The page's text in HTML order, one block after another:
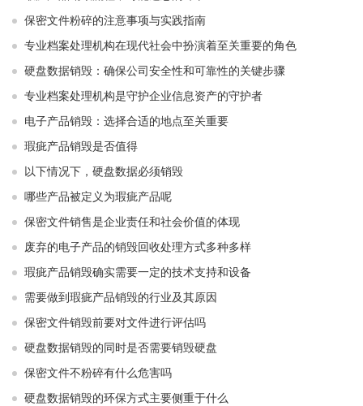
保密文件粉碎的注意事项与实践指南
专业档案处理机构在现代社会中扮演着至关重要的角色
硬盘数据销毁：确保公司安全性和可靠性的关键步骤
专业档案处理机构是守护企业信息资产的守护者
电子产品销毁：选择合适的地点至关重要
瑕疵产品销毁是否值得
以下情况下，硬盘数据必须销毁
哪些产品被定义为瑕疵产品呢
保密文件销售是企业责任和社会价值的体现
废弃的电子产品的销毁回收处理方式多种多样
瑕疵产品销毁确实需要一定的技术支持和设备
需要做到瑕疵产品销毁的行业及其原因
保密文件销毁前要对文件进行评估吗
硬盘数据销毁的同时是否需要销毁硬盘
保密文件不粉碎有什么危害吗
硬盘数据销毁的环保方式主要侧重于什么